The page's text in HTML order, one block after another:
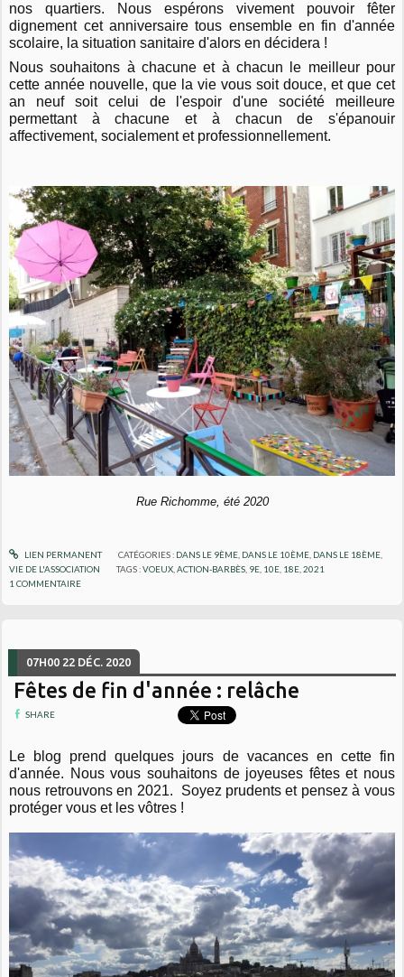
nos quartiers. Nous espérons vivement pouvoir fêter
dignement cet anniversaire tous ensemble en fin d'année
scolaire, la situation sanitaire d'alors en décidera !
Nous souhaitons à chacune et à chacun le meilleur pour
cette année nouvelle, que la vie vous soit douce, et que cet
an neuf soit celui de l'espoir d'une société meilleure
permettant à chacune et à chacun de s'épanouir
affectivement, socialement et professionnellement.
Rue Richomme, été 2020
LIEN PERMANENT CATÉGORIES : DANS LE 9ÈME, DANS LE 10ÈME, DANS LE 18ÈME,
VIE DE L'ASSOCIATION
TAGS :VOEUX ,ACTION-BARBÈS 9E 10E 18E ,2021
1 COMMENTAIRE
07H00 22 DÉC. 2020
Fêtes de fin d'année : relâche
SHARE
Le blog prend quelques jours de vacances en cette fin
d'année. Nous vous souhaitons de joyeuses fêtes et nous
nous retrouvons en 2021. Soyez prudents et pensez à vous
protéger vous et les vôtres !